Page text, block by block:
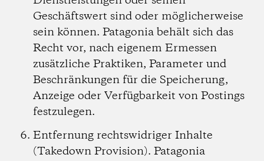
Geschäftswert sind oder möglicherweise
sein können. Patagonia behält sich das
Recht vor, nach eigenem Ermessen
zusätzliche Praktiken, Parameter und
Beschränkungen für die Speicherung,
Anzeige oder Verfügbarkeit von Postings
festzulegen.
Entfernung rechtswidriger Inhalte
(Takedown Provision). Patagonia